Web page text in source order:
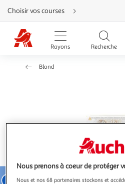
Aller
directement
au
contenu
Aller
directement
Aller
rubrique
Choisir vos courses
Rayons Recherche
Blond
Nous prenons à coeur de protéger
Nous et nos 68 partenaires stockons et